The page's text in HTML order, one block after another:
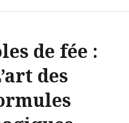
de fée :
des